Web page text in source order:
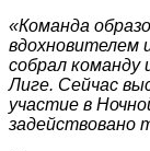
«Команда
вдохновителем
собрал команду
Лиге. Сейчас
участие в
задействовано